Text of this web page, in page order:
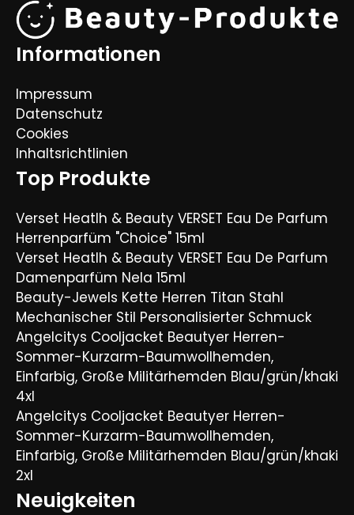
Informationen
Impressum
Datenschutz
Cookies
Inhaltsrichtlinien
Top Produkte
Verset Heatlh & Beauty VERSET Eau De Parfum
Herrenparfüm "Choice" 15ml
Verset Heatlh & Beauty VERSET Eau De Parfum
Damenparfüm Nela 15ml
Beauty-Jewels Kette Herren Titan Stahl
Mechanischer Stil Personalisierter Schmuck
Angelcitys Cooljacket Beautyer Herren-
Sommer-Kurzarm-Baumwollhemden,
Einfarbig, Große Militärhemden Blau/grün/khaki
4xl
Angelcitys Cooljacket Beautyer Herren-
Sommer-Kurzarm-Baumwollhemden,
Einfarbig, Große Militärhemden Blau/grün/khaki
2xl
Neuigkeiten